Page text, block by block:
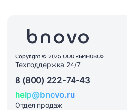
Copyright © 2025 ООО «БИНОВО»
Техподдержка 24/7
8 (800) 222-74-43
help@bnovo.ru
Отдел продаж